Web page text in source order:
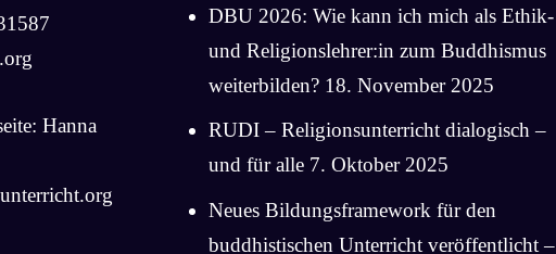
Hanna
DBU 2026: Wie kann ich mich als Ethik-
und Religionslehrer:in zum Buddhismus
weiterbilden? 18. November 2025
RUDI – Religionsunterricht dialogisch –
und für alle 7. Oktober 2025
Neues Bildungsframework für den
buddhistischen Unterricht veröffentlicht –